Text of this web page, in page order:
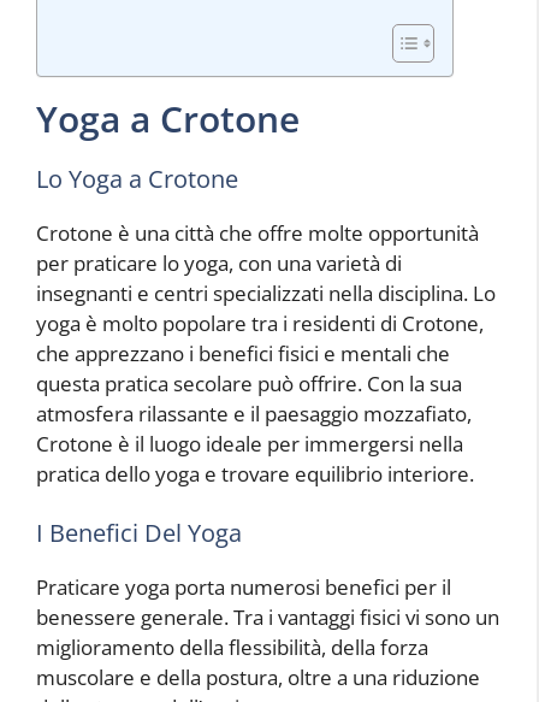
Yoga a Crotone
Lo Yoga a Crotone
Crotone è una città che offre molte opportunità
per praticare lo yoga, con una varietà di
insegnanti e centri specializzati nella disciplina. Lo
yoga è molto popolare tra i residenti di Crotone,
che apprezzano i benefici fisici e mentali che
questa pratica secolare può offrire. Con la sua
atmosfera rilassante e il paesaggio mozzafiato,
Crotone è il luogo ideale per immergersi nella
pratica dello yoga e trovare equilibrio interiore.
I Benefici Del Yoga
Praticare yoga porta numerosi benefici per il
benessere generale. Tra i vantaggi fisici vi sono un
miglioramento della flessibilità, della forza
muscolare e della postura, oltre a una riduzione